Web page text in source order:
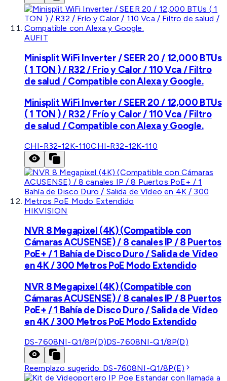
AUFIT
Minisplit WiFi Inverter / SEER 20 / 12,000 BTUs
( 1 TON ) / R32 / Frío y Calor / 110 Vca / Filtro
de salud / Compatible con Alexa y Google.
Minisplit WiFi Inverter / SEER 20 / 12,000 BTUs
( 1 TON ) / R32 / Frío y Calor / 110 Vca / Filtro
de salud / Compatible con Alexa y Google.
CHI-R32-12K-110CHI-R32-12K-110
HIKVISION
NVR 8 Megapixel (4K) (Compatible con
Cámaras ACUSENSE) / 8 canales IP / 8 Puertos
PoE+ / 1 Bahía de Disco Duro / Salida de Vídeo
en 4K / 300 Metros PoE Modo Extendido
NVR 8 Megapixel (4K) (Compatible con
Cámaras ACUSENSE) / 8 canales IP / 8 Puertos
PoE+ / 1 Bahía de Disco Duro / Salida de Vídeo
en 4K / 300 Metros PoE Modo Extendido
DS-7608NI-Q1/8P(D)DS-7608NI-Q1/8P(D)
Reemplazo sugerido: DS-7608NI-Q1/8P(E)